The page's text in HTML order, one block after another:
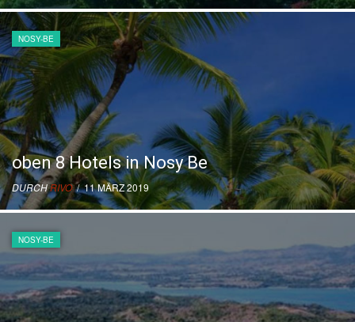
NOSY-BE
oben 8 Hotels in Nosy Be
DURCHRIVO/ 11 MÄRZ 2019
NOSY-BE